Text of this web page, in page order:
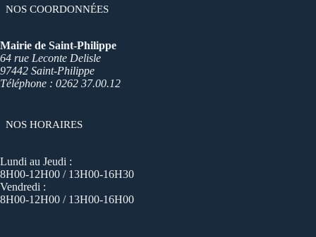
NOS COORDONNÉES
Mairie de Saint-Philippe
64 rue Leconte Delisle
97442 Saint-Philippe
Téléphone : 0262 37.00.12
NOS HORAIRES
Lundi au Jeudi :
8H00-12H00 / 13H00-16H30
Vendredi :
8H00-12H00 / 13H00-16H00